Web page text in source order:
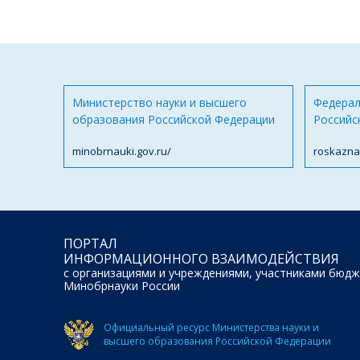
Министерство науки и высшего
образования Российской Федерации
minobrnauki.gov.ru/
ПОРТАЛ
ИНФОРМАЦИОННОГО ВЗАИМОДЕЙСТВИЯ
с организациями и учреждениями, участниками
Минобрнауки России
Официальный ресурс Министерства науки и
высшего образования Российской Федерации